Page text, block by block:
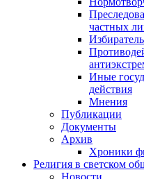
частных
Иные
действия
Мнения
Публикации
Документы
Архив
Хроники
Религия в светском
Новости